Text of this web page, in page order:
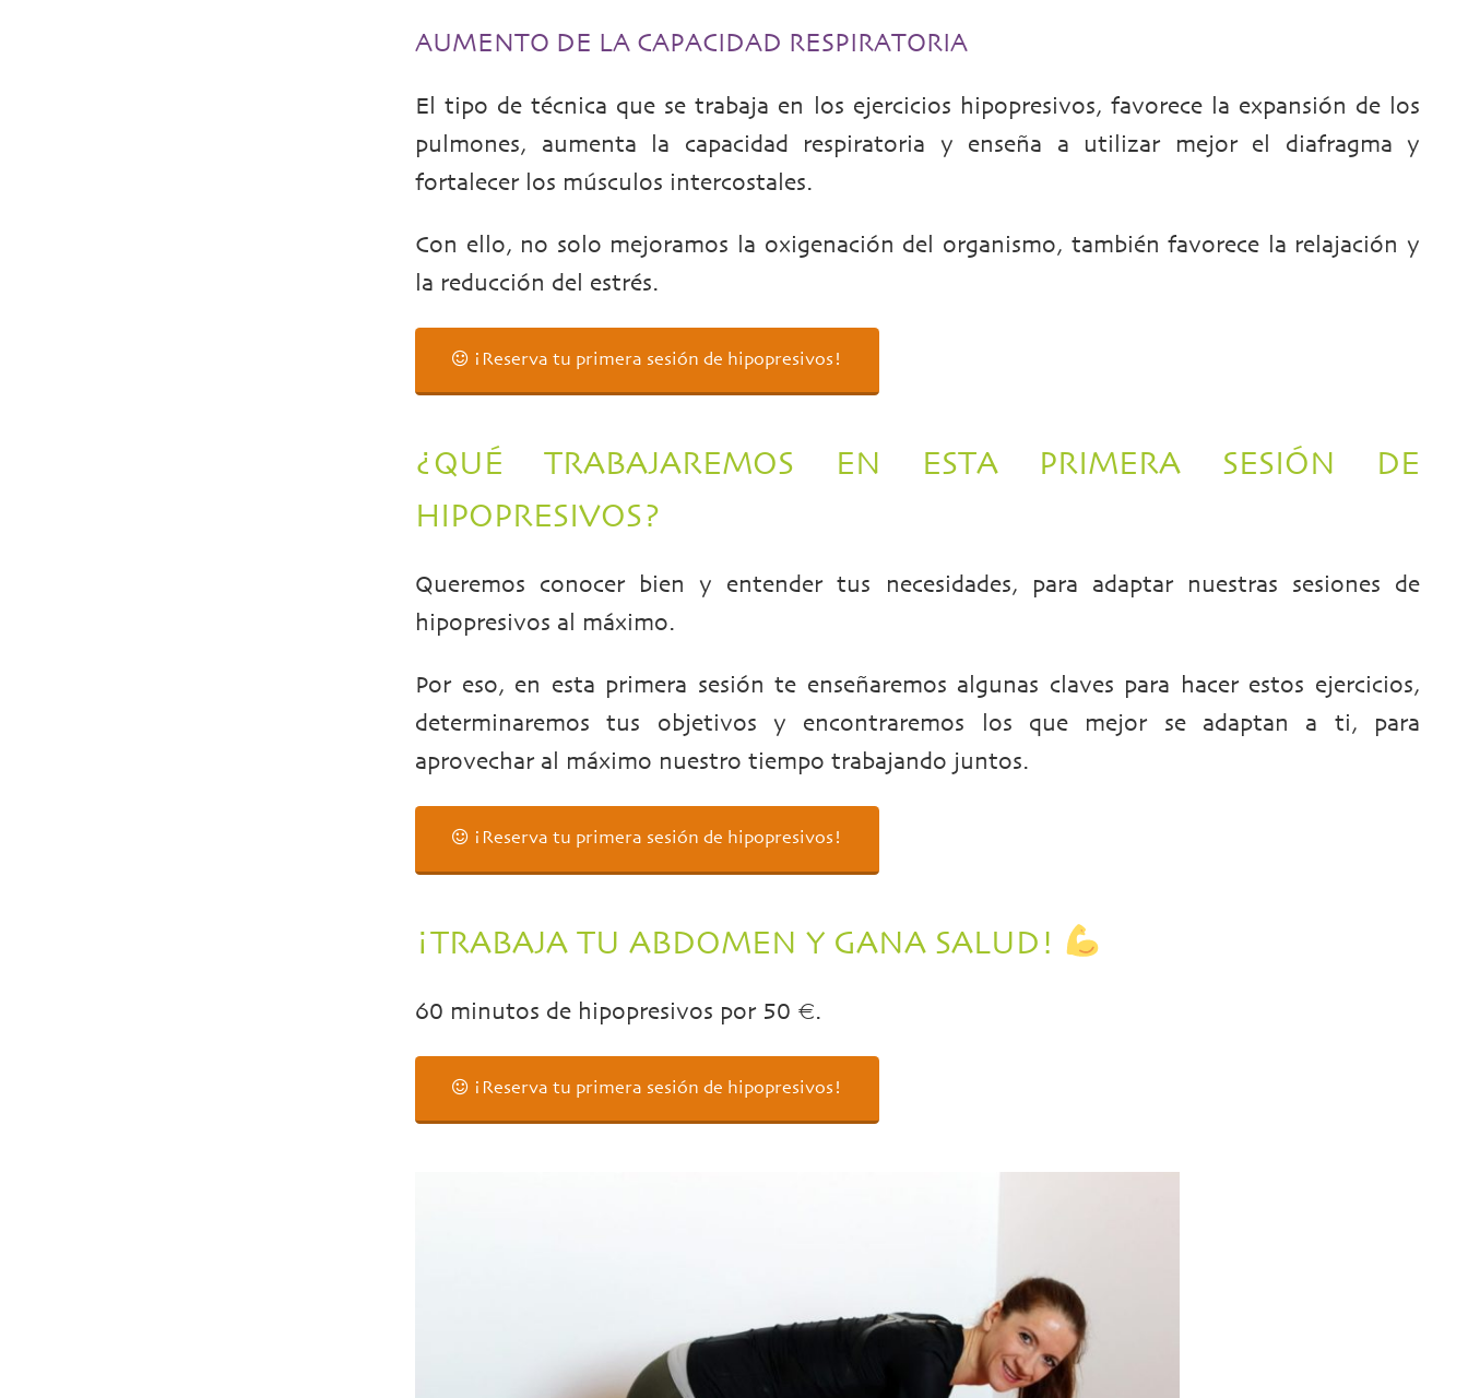
AUMENTO DE LA CAPACIDAD RESPIRATORIA
El tipo de técnica que se trabaja en los ejercicios hipopresivos, favorece la expansión de los
pulmones, aumenta la capacidad respiratoria y enseña a utilizar mejor el diafragma y
fortalecer los músculos intercostales.
Con ello, no solo mejoramos la oxigenación del organismo, también favorece la relajación y
la reducción del estrés.
¡Reserva tu primera sesión de hipopresivos!
¿QUÉ TRABAJAREMOS EN ESTA PRIMERA SESIÓN DE
HIPOPRESIVOS?
Queremos conocer bien y entender tus necesidades, para adaptar nuestras sesiones de
hipopresivos al máximo.
Por eso, en esta primera sesión te enseñaremos algunas claves para hacer estos ejercicios,
determinaremos tus objetivos y encontraremos los que mejor se adaptan a ti, para
aprovechar al máximo nuestro tiempo trabajando juntos.
¡Reserva tu primera sesión de hipopresivos!
¡TRABAJA TU ABDOMEN Y GANA SALUD!
60 minutos de hipopresivos por 50 €.
¡Reserva tu primera sesión de hipopresivos!